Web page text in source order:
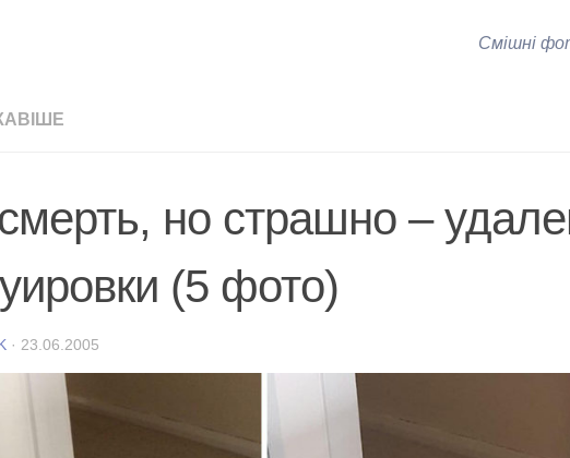
Смішні
но страшно –
(5 фото)
· 23.06.2005